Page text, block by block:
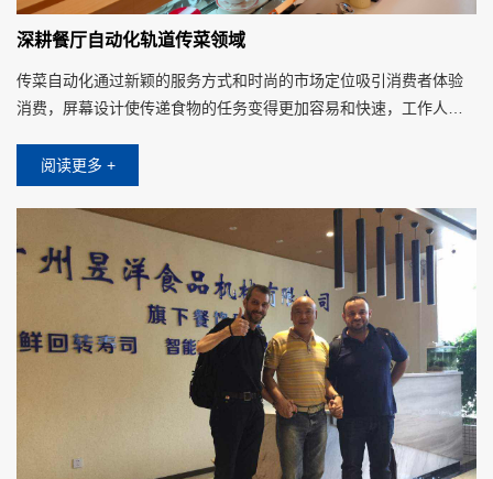
深耕餐厅自动化轨道传菜领域
传菜自动化通过新颖的服务方式和时尚的市场定位吸引消费者体验
消费，屏幕设计使传递食物的任务变得更加容易和快速，工作人员
要其他操作设置
阅读更多 +